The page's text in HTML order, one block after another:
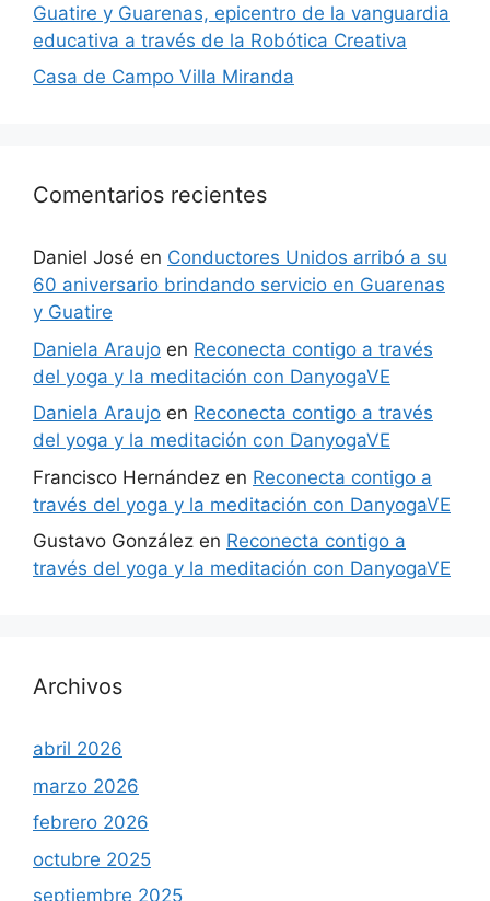
Guatire y Guarenas, epicentro de la vanguardia
educativa a través de la Robótica Creativa
Casa de Campo Villa Miranda
Comentarios recientes
Daniel José en Conductores Unidos arribó a su
60 aniversario brindando servicio en Guarenas
y Guatire
Daniela Araujo en Reconecta contigo a través
del yoga y la meditación con DanyogaVE
Daniela Araujo en Reconecta contigo a través
del yoga y la meditación con DanyogaVE
Francisco Hernández en Reconecta contigo a
través del yoga y la meditación con DanyogaVE
Gustavo González en Reconecta contigo a
través del yoga y la meditación con DanyogaVE
Archivos
abril 2026
marzo 2026
febrero 2026
octubre 2025
septiembre 2025